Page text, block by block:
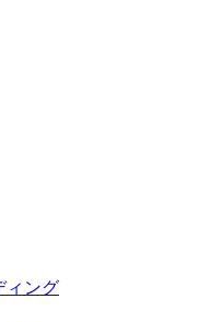
ィング